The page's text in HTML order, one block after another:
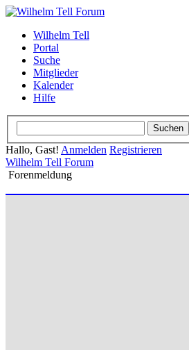
Wilhelm Tell
Portal
Suche
Mitglieder
Kalender
Hilfe
Hallo, Gast! Anmelden Registrieren
Wilhelm Tell Forum
Forenmeldung